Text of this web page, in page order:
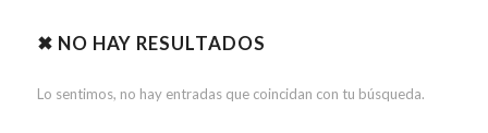
✖ NO HAY RESULTADOS
Lo sentimos, no hay entradas que coincidan con tu búsqueda.